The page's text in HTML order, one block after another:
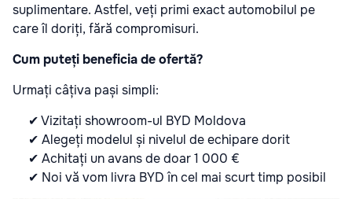
suplimentare. Astfel, veți primi exact automobilul pe
care îl doriți, fără compromisuri.
Cum puteți beneficia de ofertă?
Urmați câțiva pași simpli:
✔Vizitați showroom-ul BYD Moldova
✔ Alegeți modelul și nivelul de echipare dorit
✔ Achitați un avans de doar 1 000 €
✔ Noi vă vom livra BYD în cel mai scurt timp posibil